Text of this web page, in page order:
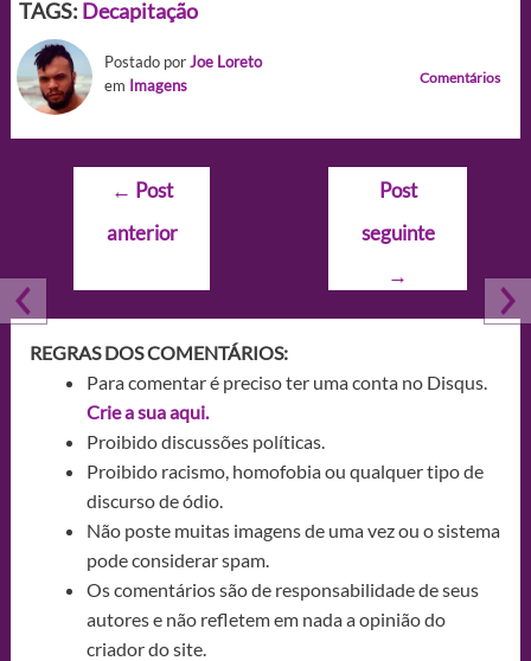
TAGS: Decapitação
Postado porJoe Loreto
em Imagens Comentários
Navegação
Post
← Post
anterior
Post
seguinte
→
REGRAS DOS COMENTÁRIOS:
Para comentar é preciso ter uma conta no Disqus.
Crie a sua aqui.
Proibido discussões políticas.
Proibido racismo, homofobia ou qualquer tipo de
discurso de ódio.
Não poste muitas imagens de uma vez ou o sistema
pode considerar spam.
Os comentários são de responsabilidade de seus
autores e não refletem em nada a opinião do
criador do site.